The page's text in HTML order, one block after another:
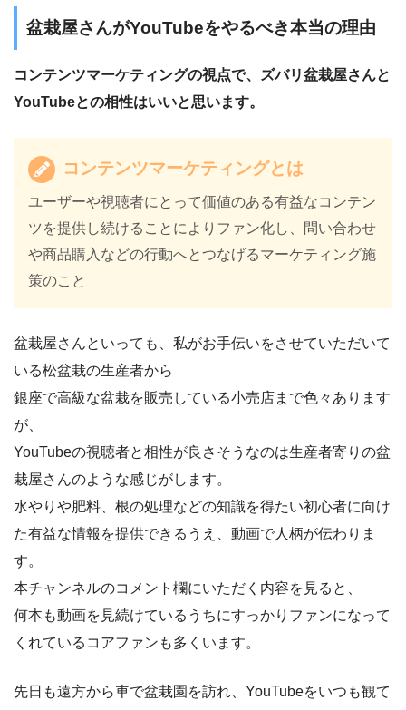
盆栽屋さんがYouTubeをやるべき本当の理由
コンテンツマーケティングの視点で、ズバリ盆栽屋さんと
YouTubeとの相性はいいと思います。
コンテンツマーケティングとは
ユーザーや視聴者にとって価値のある有益なコンテン
ツを提供し続けることによりファン化し、問い合わせ
や商品購入などの行動へとつなげるマーケティング施
策のこと
盆栽屋さんといっても、私がお手伝いをさせていただいて
いる松盆栽の生産者から
銀座で高級な盆栽を販売している小売店まで色々あります
が、
YouTubeの視聴者と相性が良さそうなのは生産者寄りの盆
栽屋さんのような感じがします。
水やりや肥料、根の処理などの知識を得たい初心者に向け
た有益な情報を提供できるうえ、動画で人柄が伝わりま
す。
本チャンネルのコメント欄にいただく内容を見ると、
何本も動画を見続けているうちにすっかりファンになって
くれているコアファンも多くいます。
先日も遠方から車で盆栽園を訪れ、YouTubeをいつも観て